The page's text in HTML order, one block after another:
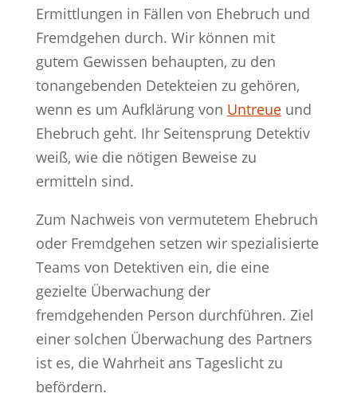
Ermittlungen in Fällen von Ehebruch und
Fremdgehen durch. Wir können mit
gutem Gewissen behaupten, zu den
tonangebenden Detekteien zu gehören,
wenn es um Aufklärung von Untreueund
Ehebruch geht. Ihr Seitensprung Detektiv
weiß, wie die nötigen Beweise zu
ermitteln sind.
Zum Nachweis von vermutetem Ehebruch
oder Fremdgehen setzen wir spezialisierte
Teams von Detektiven ein, die eine
gezielte Überwachung der
fremdgehenden Person durchführen. Ziel
einer solchen Überwachung des Partners
ist es, die Wahrheit ans Tageslicht zu
befördern.